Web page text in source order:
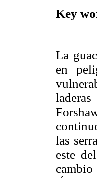
Key
La
en
las
este